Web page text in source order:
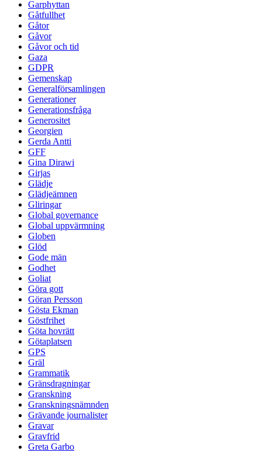
Garphyttan
Gåtfullhet
Gåtor
Gåvor
Gåvor och tid
Gaza
GDPR
Gemenskap
Generalförsamlingen
Generationer
Generationsfråga
Generositet
Georgien
Gerda Antti
GFF
Gina Dirawi
Girjas
Glädje
Glädjeämnen
Gliringar
Global governance
Global uppvärmning
Globen
Glöd
Gode män
Godhet
Goliat
Göra gott
Göran Persson
Gösta Ekman
Göstfrihet
Göta hovrätt
Götaplatsen
GPS
Gräl
Grammatik
Gränsdragningar
Granskning
Granskningsnämnden
Grävande journalister
Gravar
Gravfrid
Greta Garbo